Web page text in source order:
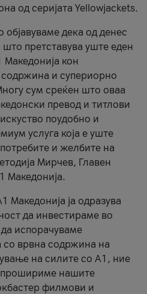
од серијата Yellowjackets.
дека од денес
претставува уште еден
Македонија кон
и супериорно
сум среќен што оваа
превод и титлови
поудобно и
услуга која е уште
и желбите на
Мирчев, Главен
Македонија.
Македонија ја одразува
да инвестираме во
испорачуваме
со врвна содржина на
на силите со А1, ние
прошириме нашите
филмови и